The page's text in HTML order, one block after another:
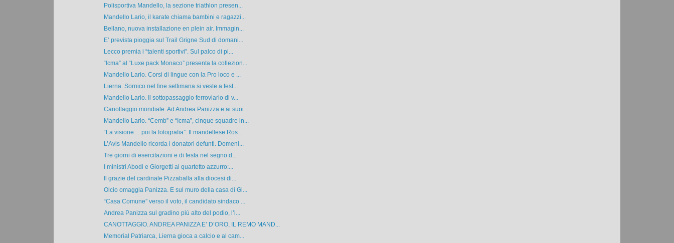
Polisportiva Mandello, la sezione triathlon presen...
Mandello Lario, il karate chiama bambini e ragazzi...
Bellano, nuova installazione en plein air. Immagin...
E’ prevista pioggia sul Trail Grigne Sud di domani...
Lecco premia i “talenti sportivi”. Sul palco di pi...
“Icma” al “Luxe pack Monaco” presenta la collezion...
Mandello Lario. Corsi di lingue con la Pro loco e ...
Lierna. Sornico nel fine settimana si veste a fest...
Mandello Lario. Il sottopassaggio ferroviario di v...
Canottaggio mondiale. Ad Andrea Panizza e ai suoi ...
Mandello Lario. “Cemb” e “Icma”, cinque squadre in...
“La visione… poi la fotografia”. Il mandellese Ros...
L’Avis Mandello ricorda i donatori defunti. Domeni...
Tre giorni di esercitazioni e di festa nel segno d...
I ministri Abodi e Giorgetti al quartetto azzurro:...
Il grazie del cardinale Pizzaballa alla diocesi di...
Olcio omaggia Panizza. E sul muro della casa di Gi...
“Casa Comune” verso il voto, il candidato sindaco ...
Andrea Panizza sul gradino più alto del podio, l’i...
CANOTTAGGIO. ANDREA PANIZZA E’ D’ORO, IL REMO MAND...
Memorial Patriarca, Lierna gioca a calcio e al cam...